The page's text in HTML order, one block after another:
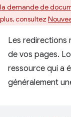
la demande de
plus, consultez
Les redirections
de vos pages.
ressource qui a
généralement